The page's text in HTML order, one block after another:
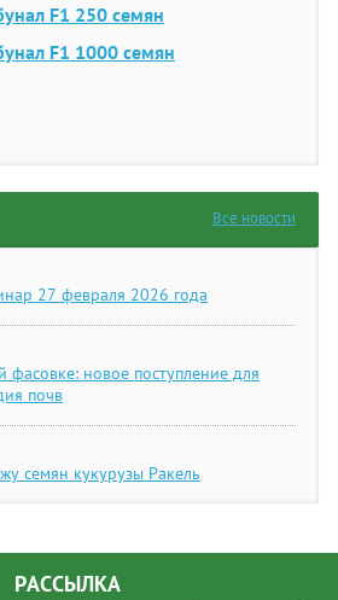
F1 250 семян
F1 1000 семян
Все новости
27 февраля 2026 года
новое поступление для
почв
семян кукурузы Ракель
РАССЫЛКА